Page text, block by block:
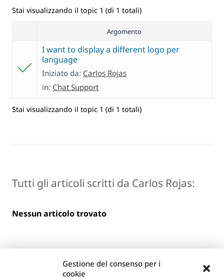
Gestione del consenso per i
cookie
Stai visualizzando il topic 1 (di 1 totali)
Argomento
I want to display a different logo per
language
Iniziato da: Carlos Rojas
in: Chat Support
Stai visualizzando il topic 1 (di 1 totali)
Tutti gli articoli scritti da Carlos Rojas:
Nessun articolo trovato